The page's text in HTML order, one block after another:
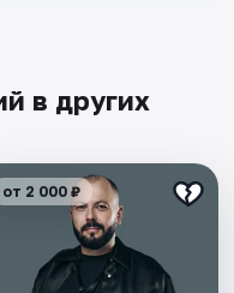
в других
от 2 000 ₽